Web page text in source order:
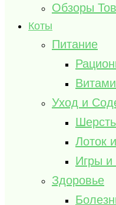
Обзоры
Коты
Питание
Уход и
Лоток
Игры и
Здоровье